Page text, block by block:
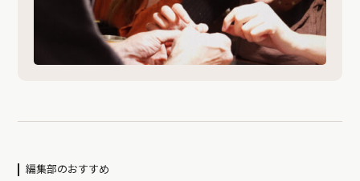
編集部のおすすめ